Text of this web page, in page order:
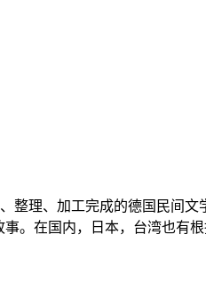
整理、加工完成的德国民间
。在国内，日本，台湾也有根